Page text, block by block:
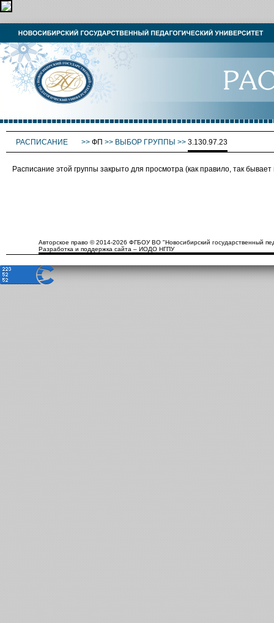
РАСПИСАНИЕ >> ФП >> ВЫБОР ГРУППЫ >> 3.130.97.23
Расписание этой группы закрыто для просмотра (как правило, так
Авторское право © 2014-2026 ФГБОУ ВО "Новосибирский государственный
Разработка и поддержка сайта – ИОДО НГПУ